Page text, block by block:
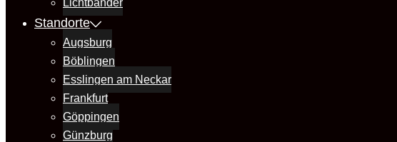
Lichtbänder
Standorte
Augsburg
Böblingen
Esslingen am Neckar
Frankfurt
Göppingen
Günzburg